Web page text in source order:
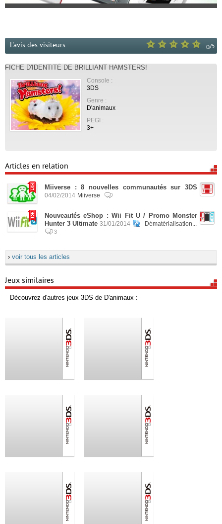
0/5
L'avis des visiteurs
FICHE D'IDENTITÉ DE BRILLIANT HAMSTERS!
Console :
3DS
Genre :
D'animaux
PEGI :
3+
Articles en relation
Miiverse : 8 nouvelles communautés sur 3DS
04/02/2014 Miiverse
Nouveautés eShop : Wii Fit U / Promo Monster
Hunter 3 Ultimate 31/01/2014 Dématérialisation...
3
› voir tous les articles
Jeux similaires
Découvrez d'autres jeux 3DS de D'animaux :